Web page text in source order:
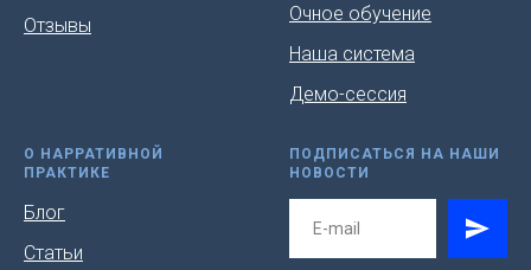
Отзывы
Очное обучение
Наша система
Демо-сессия
О НАРРАТИВНОЙ
ПРАКТИКЕ
Блог
Статьи
ПОДПИСАТЬСЯ НА НАШИ
НОВОСТИ